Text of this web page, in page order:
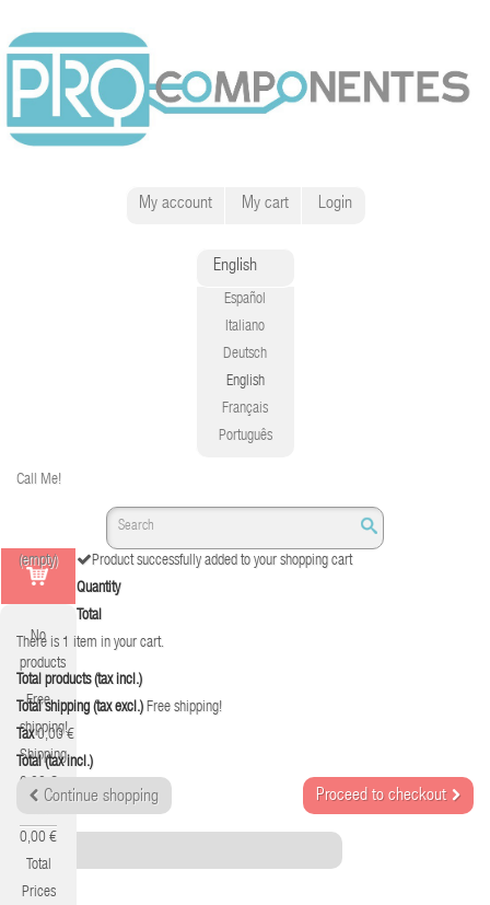
My account My cart Login
English
Español
Italiano
Deutsch
English
Français
Português
Call Me!
(empty)
No
products
Free
shipping!
Shipping
0,00 €
0,00 €
Total
Prices
Product successfully added to your shopping cart
Quantity
Total
There is 1 item in your cart.
Total products (tax incl.)
Total shipping (tax excl.) Free shipping!
Tax 0,00 €
Total (tax incl.)
Continue shopping Proceed to checkout
Category